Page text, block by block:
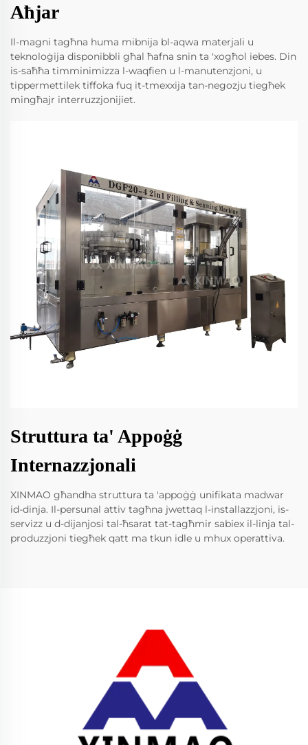
Aħjar
Il-magni tagħna huma mibnija bl-aqwa materjali u
teknoloġija disponibbli għal ħafna snin ta 'xogħol iebes. Din
is-saħħa timminimizza l-waqfien u l-manutenzjoni, u
tippermettilek tiffoka fuq it-tmexxija tan-negozju tiegħek
mingħajr interruzzjonijiet.
Struttura ta' Appoġġ
Internazzjonali
XINMAO għandha struttura ta 'appoġġ unifikata madwar
id-dinja. Il-persunal attiv tagħna jwettaq l-installazzjoni, is-
servizz u d-dijanjosi tal-ħsarat tat-tagħmir sabiex il-linja tal-
produzzjoni tiegħek qatt ma tkun idle u mhux operattiva.